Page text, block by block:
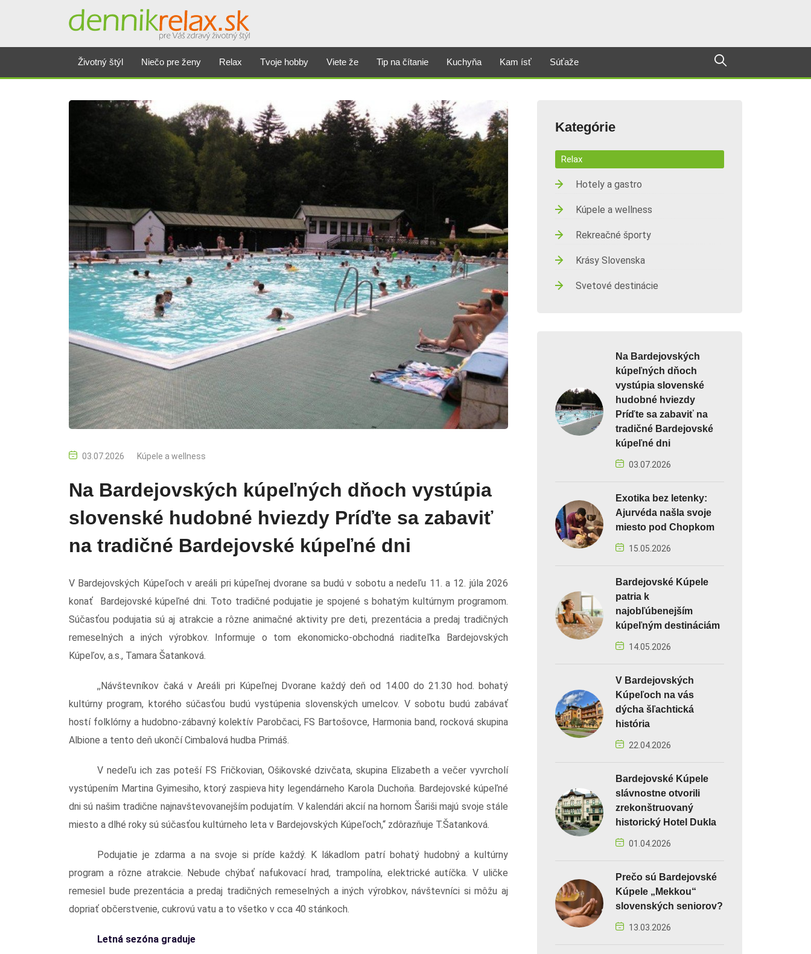
Životný štýl Niečo pre ženy Relax Tvoje hobby Viete že Tip na čítanie Kuchyňa Kam ísť Súťaže
03.07.2026 Kúpele a wellness
Na Bardejovských kúpeľných dňoch vystúpia
slovenské hudobné hviezdy Príďte sa zabaviť
na tradičné Bardejovské kúpeľné dni
V Bardejovských Kúpeľoch v areáli pri kúpeľnej dvorane sa budú v sobotu a nedeľu 11. a 12. júla 2026
konať Bardejovské kúpeľné dni. Toto tradičné podujatie je spojené s bohatým kultúrnym programom.
Súčasťou podujatia sú aj atrakcie a rôzne animačné aktivity pre deti, prezentácia a predaj tradičných
remeselných a iných výrobkov. Informuje o tom ekonomicko-obchodná riaditeľka Bardejovských
Kúpeľov, a.s., Tamara Šatanková.
,,Návštevníkov čaká v Areáli pri Kúpeľnej Dvorane každý deň od 14.00 do 21.30 hod. bohatý
kultúrny program, ktorého súčasťou budú vystúpenia slovenských umelcov. V sobotu budú zabávať
hostí folklórny a hudobno-zábavný kolektív Parobčaci, FS Bartošovce, Harmonia band, rocková skupina
Albione a tento deň ukončí Cimbalová hudba Primáš.
V nedeľu ich zas poteší FS Fričkovian, Ošikovské dzivčata, skupina Elizabeth a večer vyvrcholí
vystúpením Martina Gyimesiho, ktorý zaspieva hity legendárneho Karola Duchoňa. Bardejovské kúpeľné
dni sú našim tradične najnavštevovanejším podujatím. V kalendári akcií na hornom Šariši majú svoje stále
miesto a dlhé roky sú súčasťou kultúrneho leta v Bardejovských Kúpeľoch,“ zdôrazňuje T.Šatanková.
Podujatie je zdarma a na svoje si príde každý. K lákadlom patrí bohatý hudobný a kultúrny
program a rôzne atrakcie. Nebude chýbať nafukovací hrad, trampolína, elektrické autíčka. V uličke
remesiel bude prezentácia a predaj tradičných remeselných a iných výrobkov, návštevníci si môžu aj
dopriať občerstvenie, cukrovú vatu a to všetko v cca 40 stánkoch.
Letná sezóna graduje
Kategórie
Relax
Hotely a gastro
Kúpele a wellness
Rekreačné športy
Krásy Slovenska
Svetové destinácie
Na Bardejovských
kúpeľných dňoch
vystúpia slovenské
hudobné hviezdy
Príďte sa zabaviť na
tradičné Bardejovské
kúpeľné dni
03.07.2026
Exotika bez letenky:
Ajurvéda našla svoje
miesto pod Chopkom
15.05.2026
Bardejovské Kúpele
patria k
najobľúbenejším
kúpeľným destináciám
14.05.2026
V Bardejovských
Kúpeľoch na vás
dýcha šľachtická
história
22.04.2026
Bardejovské Kúpele
slávnostne otvorili
zrekonštruovaný
historický Hotel Dukla
01.04.2026
Prečo sú Bardejovské
Kúpele „Mekkou“
slovenských seniorov?
13.03.2026